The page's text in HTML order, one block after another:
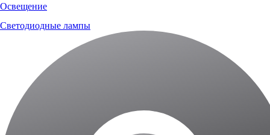
Освещение
Светодиодные лампы